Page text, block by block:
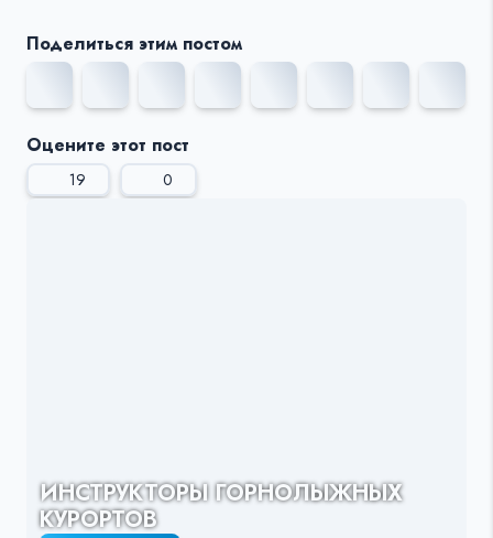
Поделиться этим постом
Оцените этот пост
19 0
ИНСТРУКТОРЫ ГОРНОЛЫЖНЫХ
КУРОРТОВ